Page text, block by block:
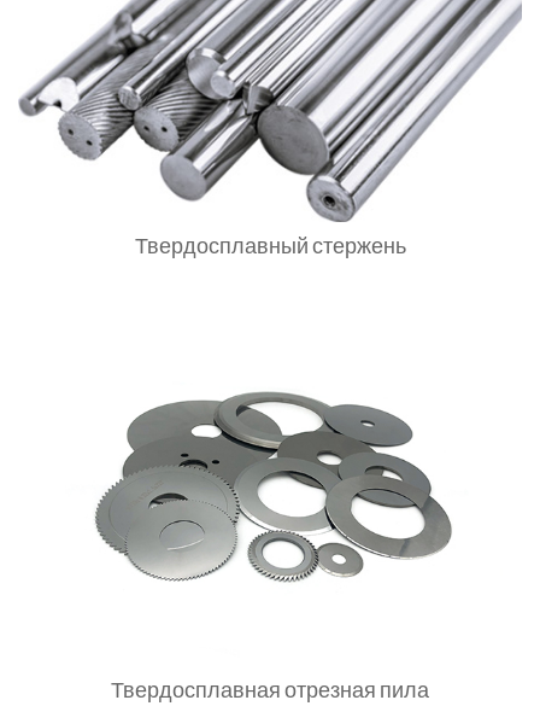
Твердосплавный стержень
Твердосплавная отрезная пила